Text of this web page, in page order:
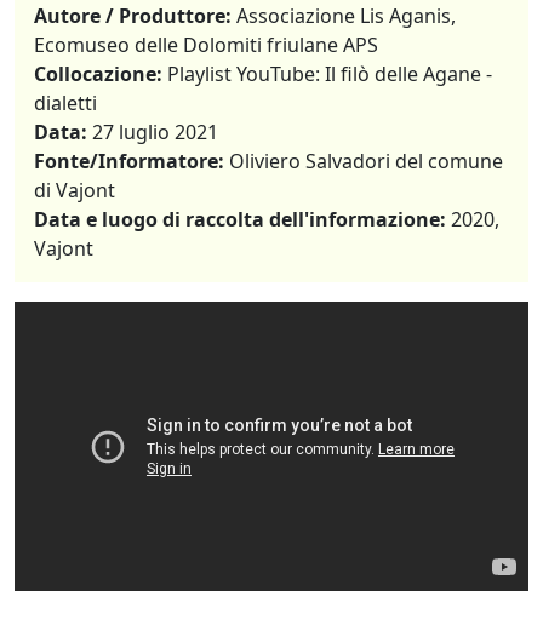
Autore / Produttore: Associazione Lis Aganis,
Ecomuseo delle Dolomiti friulane APS
Collocazione: Playlist YouTube: Il filò delle Agane -
dialetti
Data: 27 luglio 2021
Fonte/Informatore: Oliviero Salvadori del comune
di Vajont
Data e luogo di raccolta dell'informazione: 2020,
Vajont